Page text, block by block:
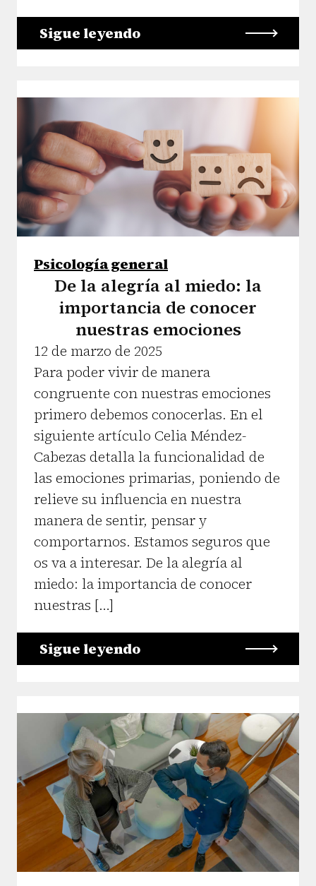
Sigue leyendo
Psicología general
De la alegría al miedo: la
importancia de conocer
nuestras emociones
12 de marzo de 2025
Para poder vivir de manera
congruente con nuestras emociones
primero debemos conocerlas. En el
siguiente artículo Celia Méndez-
Cabezas detalla la funcionalidad de
las emociones primarias, poniendo de
relieve su influencia en nuestra
manera de sentir, pensar y
comportarnos. Estamos seguros que
os va a interesar. De la alegría al
miedo: la importancia de conocer
nuestras […]
Sigue leyendo